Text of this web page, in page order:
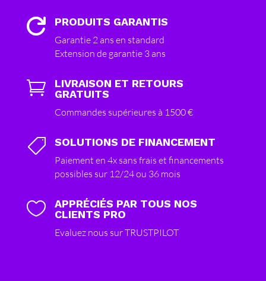
 PRODUITS GARANTIS
Garantie 2 ans en standard
Extension de garantie 3 ans

LIVRAISON ET RETOURS
GRATUITS
Commandes supérieures à 1500 €
 SOLUTIONS DE FINANCEMENT
Paiement en 4x sans frais et financements
possibles sur 12/24 ou 36 mois

APPRÉCIÉS PAR TOUS NOS
CLIENTS PRO
Evaluez nous sur TRUSTPILOT